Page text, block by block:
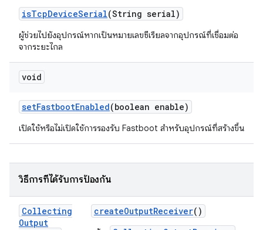
isTcpDeviceSerial(String serial)
ผู้ช่วยไปยังอุปกรณ์หากเป็นหมายเลขซีเรียลจากอุปกรณ์ที่เชื่อมต่อ
จากระยะไกล
void
setFastbootEnabled(boolean enable)
เปิดใช้หรือไม่เปิดใช้การรองรับ Fastboot สำหรับอุปกรณ์ที่สร้างขึ้น
วิธีการที่ได้รับการป้องกัน
Collecting
Output
createOutputReceiver()